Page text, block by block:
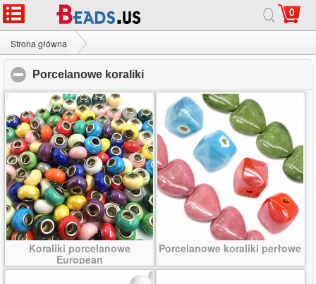
0
Strona główna
Porcelanowe koraliki
Porcelanowe koraliki
Koraliki porcelanowe
European
Porcelanowe koraliki perłowe
Strona główna|O|Skontaktuj się z nami
© 2026 Droga Mleczna biżuteria Ltd. Wszystkie prawa zastrzeżone.